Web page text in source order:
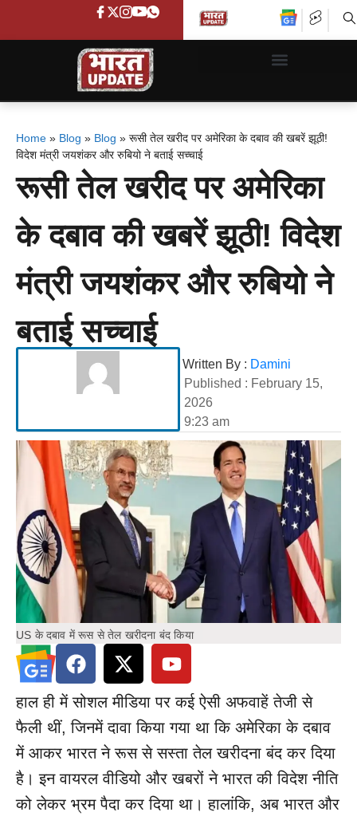
Home » Blog » Blog » रूसी तेल खरीद पर अमेरिका के दबाव की खबरें झूठी!
विदेश मंत्री जयशंकर और रुबियो ने बताई सच्चाई
रूसी तेल खरीद पर अमेरिका
के दबाव की खबरें झूठी! विदेश
मंत्री जयशंकर और रुबियो ने
बताई सच्चाई
Written By : Damini
Published : February 15,
2026
9:23 am
US के दबाव में रूस से तेल खरीदना बंद किया
हाल ही में सोशल मीडिया पर कई ऐसी अफवाहें तेजी से
फैली थीं, जिनमें दावा किया गया था कि अमेरिका के दबाव
में आकर भारत ने रूस से सस्ता तेल खरीदना बंद कर दिया
है। इन वायरल वीडियो और खबरों ने भारत की विदेश नीति
को लेकर भ्रम पैदा कर दिया था। हालांकि, अब भारत और